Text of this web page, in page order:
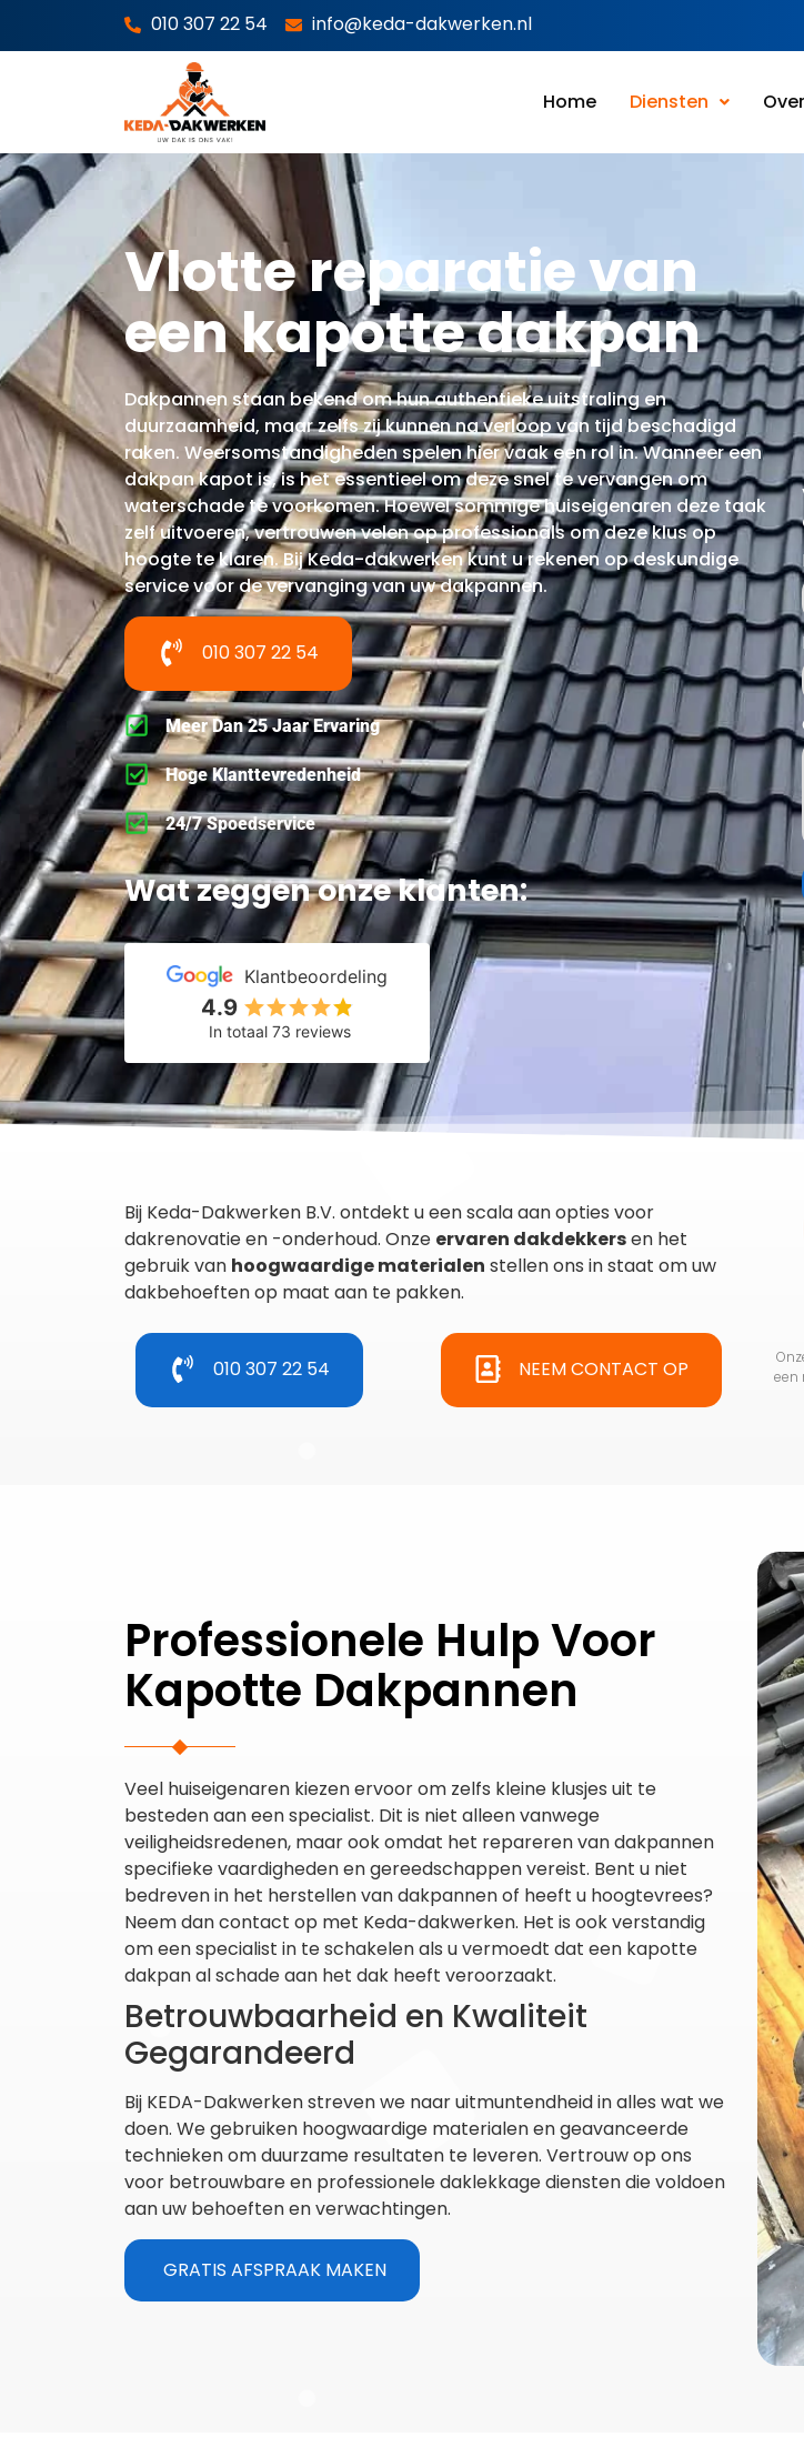
010 307 22 54 info@keda-dakwerken.nl
Home Diensten
Vlotte reparatie van
een kapotte dakpan
Dakpannen staan bekend om hun authentieke uitstraling en
duurzaamheid, maar zelfs zij kunnen na verloop van tijd beschadigd
raken. Weersomstandigheden spelen hier vaak een rol in. Wanneer een
dakpan kapot is, is het essentieel om deze snel te vervangen om
waterschade te voorkomen. Hoewel sommige huiseigenaren deze taak
zelf uitvoeren, vertrouwen velen op professionals om deze klus op
hoogte te klaren. Bij Keda-dakwerken kunt u rekenen op deskundige
service voor de vervanging van uw dakpannen.
010 307 22 54
Meer Dan 25 Jaar Ervaring
Hoge Klanttevredenheid
24/7 Spoedservice
Wat zeggen onze klanten:
Klantbeoordeling
4.9
In totaal 73 reviews
Bij Keda-Dakwerken B.V. ontdekt u een scala aan opties voor
dakrenovatie en -onderhoud. Onze ervaren dakdekkersen het
gebruik van hoogwaardige materialen stellen ons in staat om uw
dakbehoeften op maat aan te pakken.
010 307 22 54 NEEM CONTACT OP
een
Professionele Hulp Voor
Kapotte Dakpannen
Veel huiseigenaren kiezen ervoor om zelfs kleine klusjes uit te
besteden aan een specialist. Dit is niet alleen vanwege
veiligheidsredenen, maar ook omdat het repareren van dakpannen
specifieke vaardigheden en gereedschappen vereist. Bent u niet
bedreven in het herstellen van dakpannen of heeft u hoogtevrees?
Neem dan contact op met Keda-dakwerken. Het is ook verstandig
om een specialist in te schakelen als u vermoedt dat een kapotte
dakpan al schade aan het dak heeft veroorzaakt.
Betrouwbaarheid en Kwaliteit
Gegarandeerd
Bij KEDA-Dakwerken streven we naar uitmuntendheid in alles wat we
doen. We gebruiken hoogwaardige materialen en geavanceerde
technieken om duurzame resultaten te leveren. Vertrouw op ons
voor betrouwbare en professionele daklekkage diensten die voldoen
aan uw behoeften en verwachtingen.
GRATIS AFSPRAAK MAKEN